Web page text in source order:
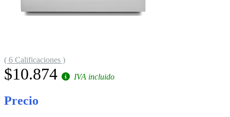
( 6 Calificaciones )
$10.874 IVA incluido
Precio